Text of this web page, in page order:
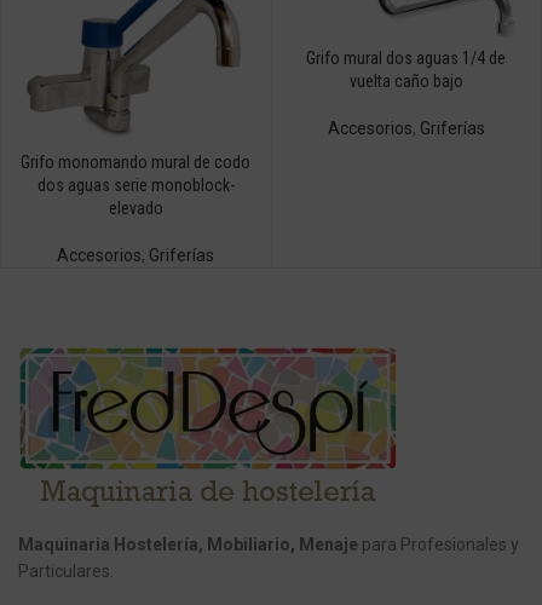
Grifo monomando mural de codo
dos aguas serie monoblock-
elevado
Accesorios, Griferías
Grifo mural dos aguas 1/4 de
vuelta caño bajo
Accesorios, Griferías
Maquinaria Hostelería, Mobiliario, Menaje para Profesionales y
Particulares.